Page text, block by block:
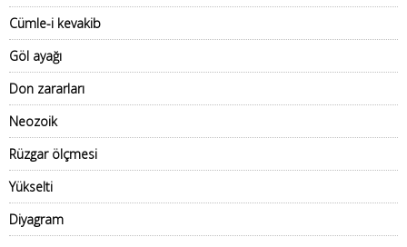
Cümle-i kevakib
Göl ayağı
Don zararları
Neozoik
Rüzgar ölçmesi
Yükselti
Diyagram